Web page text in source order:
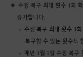
수정 복구 최대 횟수 1회
증가합니다.
수정 복구 최대 횟수 1
복구할 수 있는 횟수도
매년 1월 1일 수정 복구